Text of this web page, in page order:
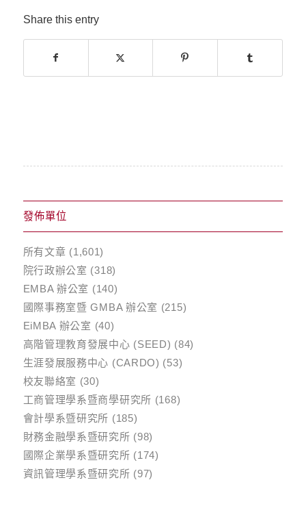
Share this entry
發佈單位
所有文章 (1,601)
院行政辦公室 (318)
EMBA 辦公室 (140)
國際事務室暨 GMBA 辦公室 (215)
EiMBA 辦公室 (40)
高階管理教育發展中心 (SEED) (84)
生涯發展服務中心 (CARDO) (53)
校友聯絡室 (30)
工商管理學系暨商學研究所 (168)
會計學系暨研究所 (185)
財務金融學系暨研究所 (98)
國際企業學系暨研究所 (174)
資訊管理學系暨研究所 (97)